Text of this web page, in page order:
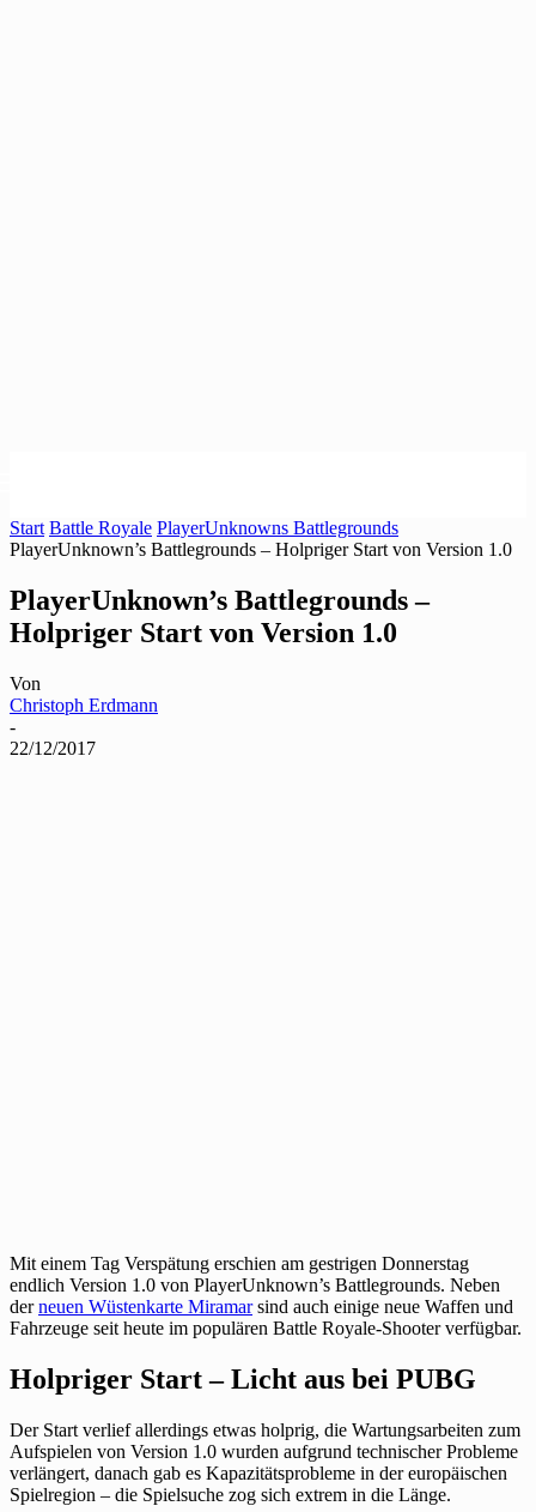
Start Battle Royale PlayerUnknowns Battlegrounds
PlayerUnknown’s Battlegrounds – Holpriger Start von Version 1.0
PlayerUnknown’s Battlegrounds –
Holpriger Start von Version 1.0
Von
Christoph Erdmann
-
22/12/2017
Mit einem Tag Verspätung erschien am gestrigen Donnerstag
endlich Version 1.0 von PlayerUnknown’s Battlegrounds. Neben
derneuen Wüstenkarte Miramarsind auch einige neue Waffen und
Fahrzeuge seit heute im populären Battle Royale-Shooter verfügbar.
Holpriger Start – Licht aus bei PUBG
Der Start verlief allerdings etwas holprig, die Wartungsarbeiten zum
Aufspielen von Version 1.0 wurden aufgrund technischer Probleme
verlängert, danach gab es Kapazitätsprobleme in der europäischen
Spielregion – die Spielsuche zog sich extrem in die Länge.